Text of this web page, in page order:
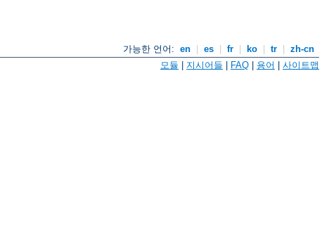
가능한 언어: en es fr ko tr
zh-cn
모듈 | 지시어들 | FAQ | 용어 | 사이트맵